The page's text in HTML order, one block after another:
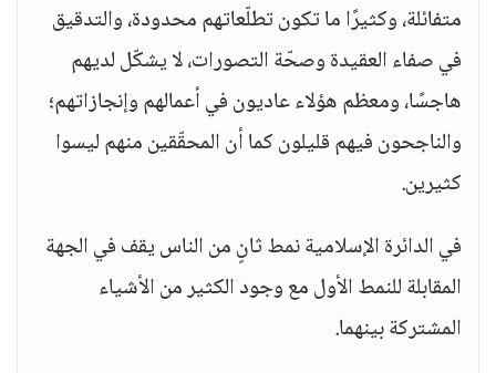
متفائلة، وكثيرًا ما تكون تطلّعاتهم محدودة، والتدقيق
في صفاء العقيدة وصحّة التصورات، لا يشكّل لديهم
هاجسًا، ومعظم هؤلاء عاديون في أعمالهم وإنجازاتهم؛
والناجحون فيهم قليلون كما أن المحقّقين منهم ليسوا
كثيرين.
في الدائرة الإسلامية نمط ثانٍ من الناس يقف في الجهة
المقابلة للنمط الأول مع وجود الكثير من الأشياء
المشتركة بينهما.